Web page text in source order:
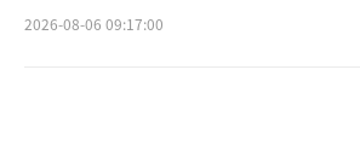
2026-08-06 09:17:00